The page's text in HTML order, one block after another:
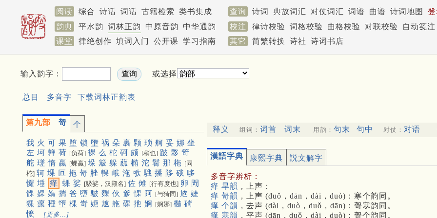
阅读 综合 诗话 词话 古籍检索 类书集成 查询 诗词 典故词汇 对仗词汇 词谱 曲谱 诗词地图
韵典
平水韵 词林正韵 中原音韵 中华通韵 校注 律诗校验 词格校验 曲格校验 对联校验
自动笺注
课堂
律绝创作 填词入门 公开课 学习指南 其它 简繁转换 诗社 诗词书店
输入韵字： 或选择
总目 多音字 下载词林正韵表
第九部 哿 个
我 火 可 果 堕 锁 墮 祸 朵 裹 颗 琐 舸 妥 娜 坐
左 坷 亸 荷 [负荷] 裸 么 柁 砢 颇 [稍也] 跛 夥 笴
舵 瑳 惰 蠃 [蜾蠃] 垛 簸 躲 蓏 椭 沱 鬌 那 柂 [同
柁] 轲 堁 叵 拖 哿 脞 輠 峨 沲 㰤 騀 播 陊 硪 哆
㦬 埵 瘅 蜾 娑 [馺娑，汉殿名] 佐 傩 [行有度也] 卵 閜
髁 婐 媠 揣 爸 嶞 駊 䴹 伙 爹 惈 阿 [与猗同] 㝾 嬷
猓 瘰 䅜 墯 棵 岢 㛂 㝿 䑨 䂺 扡 婀 [婀娜] 㰐 碋
懡
[更多…]
释义 组词： 词首 词末 用韵： 句末 句中 对仗： 对语
漢語字典 康熙字典 説文解字
多音字辨析：
瘅 旱韻 ，上声：
瘅 哿韻 ，上声 (duǒ，dān，dài，duò)：寒个韵同。
瘅 个韻 ，去声 (dài，duò，duǒ，dān)：哿寒韵同。
瘅 寒韻 ，平声 (dān，duǒ，dài，duò)：哿个韵同。